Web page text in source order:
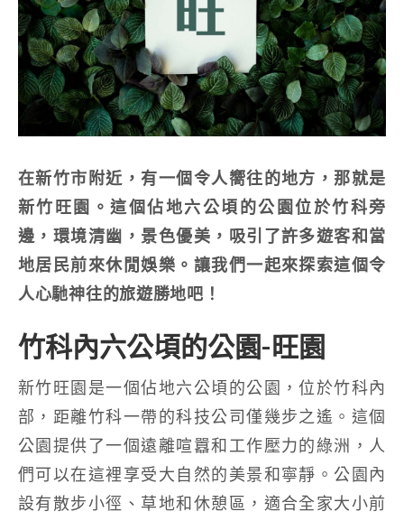
在新竹市附近，有一個令人嚮往的地方，那就是
新竹旺園。這個佔地六公頃的公園位於竹科旁
邊，環境清幽，景色優美，吸引了許多遊客和當
地居民前來休閒娛樂。讓我們一起來探索這個令
人心馳神往的旅遊勝地吧！
竹科內六公頃的公園-旺園
新竹旺園是一個佔地六公頃的公園，位於竹科內
部，距離竹科一帶的科技公司僅幾步之遙。這個
公園提供了一個遠離喧囂和工作壓力的綠洲，人
們可以在這裡享受大自然的美景和寧靜。公園內
設有散步小徑、草地和休憩區，適合全家大小前